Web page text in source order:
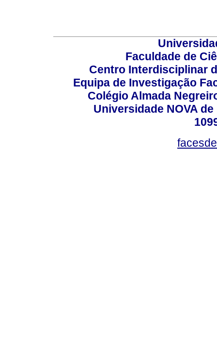
Faculdade de
Centro Interdisciplinar
Equipa de Investigação
Colégio Almada
Universidade NOVA